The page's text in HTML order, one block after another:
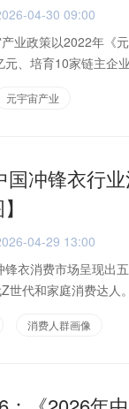
04-30 09:00
业政策以2022年《
元、培育10家链主企
元宇宙产业
国冲锋衣行
04-29 13:00
锋衣消费市场呈现出
世代和家庭消费达人
消费人群画像